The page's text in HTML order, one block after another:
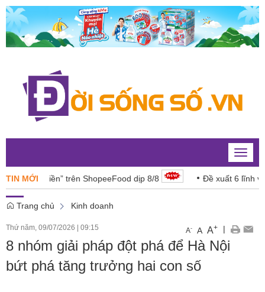
Toggle
TIN MỚI
tiền” trên ShopeeFood dịp 8/8 Đề xuất 6 lĩnh vực
Trang chủ Kinh doanh
Thứ năm, 09/07/2026 | 09:15 A- A A+ |
8 nhóm giải pháp đột phá để Hà Nội
bứt phá tăng trưởng hai con số